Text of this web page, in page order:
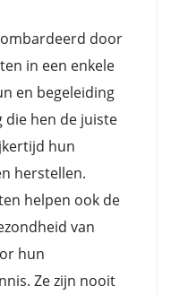
door
in een enkele
en begeleiding
die hen de juiste
hun
herstellen.
helpen ook de
van
hun
Ze zijn nooit